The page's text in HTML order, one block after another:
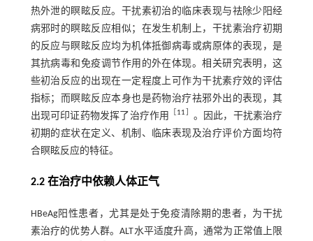
热外泄的瞑眩反应。干扰素初治的临床表现与祛除少阳经
病邪时的瞑眩反应相似；在发生机制上，干扰素治疗初期
的反应与瞑眩反应均为机体抵御病毒或病原体的表现，是
其抗病毒和免疫调节作用的外在体现。相关研究表明，这
些初治反应的出现在一定程度上可作为干扰素疗效的评估
指标；而瞑眩反应本身也是药物治疗祛邪外出的表现，其
出现可印证药物发挥了治疗作用
［11］ 。因此，干扰素治疗
初期的症状在定义、机制、临床表现及治疗评价方面均符
合瞑眩反应的特征。
2.2 在治疗中依赖人体正气
HBeAg阳性患者，尤其是处于免疫清除期的患者，为干扰
素治疗的优势人群。ALT水平适度升高，通常为正常值上限